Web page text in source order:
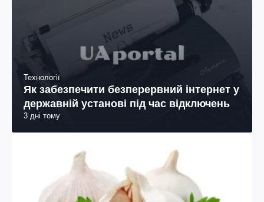
Технології
Як забезпечити безперервний інтернет у
державній установі під час відключень
3 дні тому